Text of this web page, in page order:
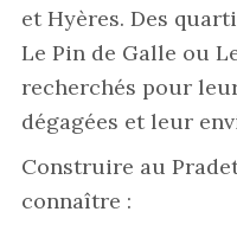
et Hyères. Des
Le Pin de Galle ou
recherchés pour
dégagées et leur
Construire au
connaître :